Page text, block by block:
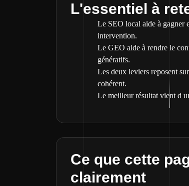
L'essentiel à
Le SEO local aide à gagner
intervention.
Le GEO aide à rendre le
génératifs.
Les deux leviers reposent
cohérent.
Le meilleur résultat vient d
Ce que cette
clairement